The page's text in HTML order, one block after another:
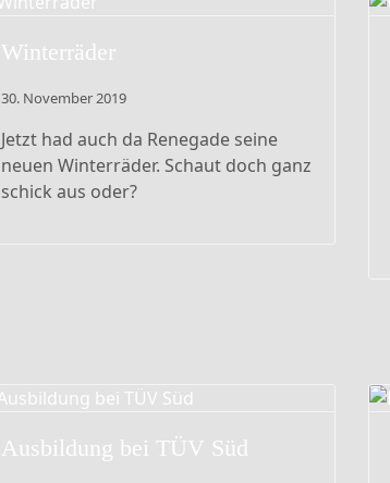
Winterräder
30. November 2019
Jetzt had auch da Renegade seine
neuen Winterräder. Schaut doch ganz
schick aus oder?
Ausbildung bei TÜV Süd